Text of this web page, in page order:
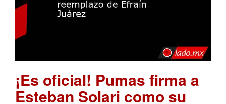
¡Es oficial! Pumas firma a
Esteban Solari como su